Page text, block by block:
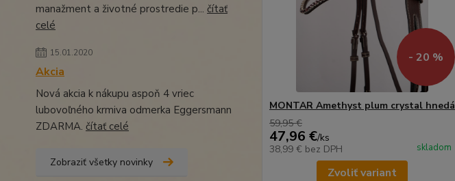
manažment a životné prostredie p... čítať
celé
15.01.2020
Akcia
Nová akcia k nákupu aspoň 4 vriec
lubovoľného krmiva odmerka Eggersmann
ZDARMA. čítať celé
Zobraziť všetky novinky
- 20 %
MONTAR Amethyst plum crystal hnedá
59,95 €
47,96 €/ks
38,99 € bez DPH skladom
Zvoliť variant